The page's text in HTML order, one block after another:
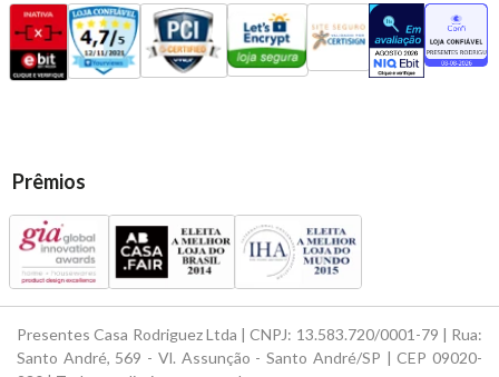
Prêmios
Presentes Casa Rodriguez Ltda | CNPJ: 13.583.720/0001-79 | Rua:
Santo André, 569 - Vl. Assunção - Santo André/SP | CEP 09020-